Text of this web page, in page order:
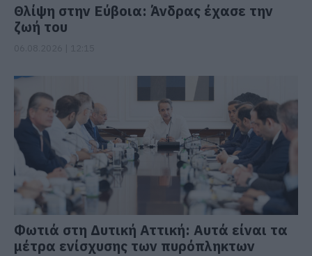
Θλίψη στην Εύβοια: Άνδρας έχασε την
ζωή του
Φωτιά στη Δυτική Αττική: Αυτά είναι τα
μέτρα ενίσχυσης των πυρόπληκτων